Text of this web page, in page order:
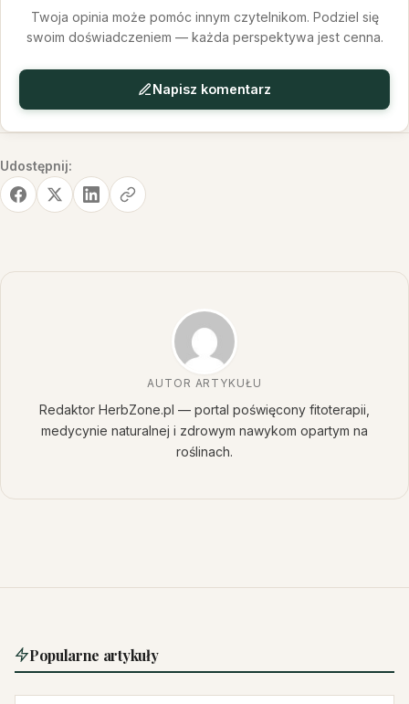
Twoja opinia może pomóc innym czytelnikom. Podziel się
swoim doświadczeniem — każda perspektywa jest cenna.
Napisz komentarz
Udostępnij:
AUTOR ARTYKUŁU
Redaktor HerbZone.pl — portal poświęcony fitoterapii,
medycynie naturalnej i zdrowym nawykom opartym na
roślinach.
Popularne artykuły